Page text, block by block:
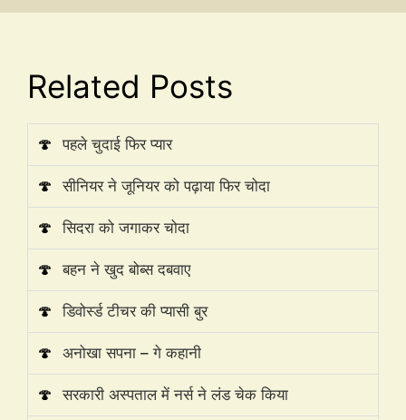
Related Posts
🍄 पहले चुदाई फिर प्यार
🍄 सीनियर ने जूनियर को पढ़ाया फिर चोदा
🍄 सिदरा को जगाकर चोदा
🍄 बहन ने खुद बोब्स दबवाए
🍄 डिवोर्स्ड टीचर की प्यासी बुर
🍄 अनोखा सपना – गे कहानी
🍄 सरकारी अस्पताल में नर्स ने लंड चेक किया